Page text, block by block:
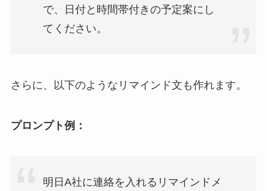
で、日付と時間帯付きの予定案にし
てください。
さらに、以下のようなリマインド文も作れます。
プロンプト例：
明日A社に連絡を入れるリマインドメ